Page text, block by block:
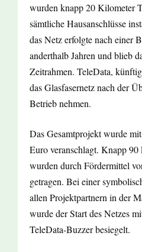
wurden knapp 20 Kilometer
sämtliche Hausanschlüsse
das Netz erfolgte nach einer
anderthalb Jahren und blieb
Zeitrahmen. TeleData,
das Glasfasernetz nach der
Betrieb nehmen.
Das Gesamtprojekt wurde
Euro veranschlagt. Knapp 90
wurden durch Fördermittel
getragen. Bei einer
allen Projektpartnern in der
wurde der Start des Netzes
TeleData-Buzzer besiegelt.